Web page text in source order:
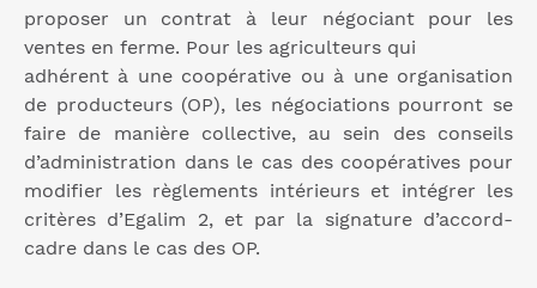
proposer un contrat à leur négociant pour les
ventes en ferme. Pour les agriculteurs qui
adhérent à une coopérative ou à une organisation
de producteurs (OP), les négociations pourront se
faire de manière collective, au sein des conseils
d’administration dans le cas des coopératives pour
modifier les règlements intérieurs et intégrer les
critères d’Egalim 2, et par la signature d’accord-
cadre dans le cas des OP.